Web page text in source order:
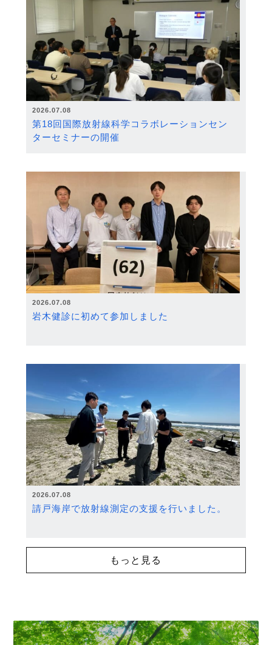
2026.07.08
第18回国際放射線科学コラボレーションセン
ターセミナーの開催
2026.07.08
岩木健診に初めて参加しました
2026.07.08
請戸海岸で放射線測定の支援を行いました。
もっと見る